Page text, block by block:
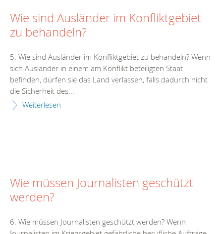
Wie sind Ausländer im Konfliktgebiet
zu behandeln?
5. Wie sind Ausländer im Konfliktgebiet zu behandeln? Wenn
sich Ausländer in einem am Konflikt beteiligten Staat
befinden, dürfen sie das Land verlassen, falls dadurch nicht
die Sicherheit des...
Weiterlesen
Wie müssen Journalisten geschützt
werden?
6. Wie müssen Journalisten geschützt werden? Wenn